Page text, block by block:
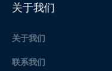
关于我们
关于我们
联系我们